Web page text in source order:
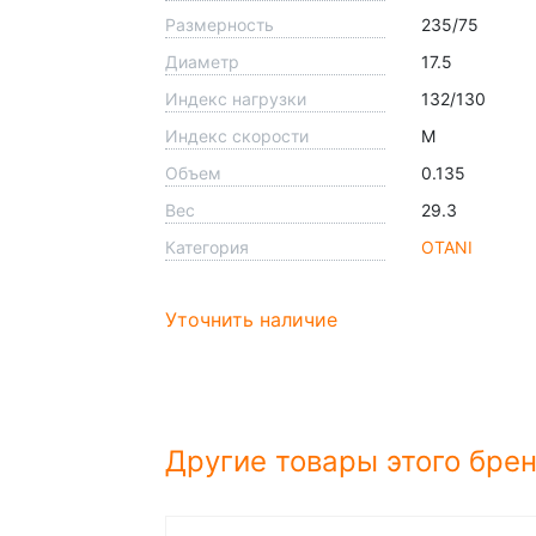
Размерность
235/75
Диаметр
17.5
Индекс нагрузки
132/130
Индекс скорости
M
Объем
0.135
Вес
29.3
Категория
OTANI
Уточнить наличие
Другие товары этого